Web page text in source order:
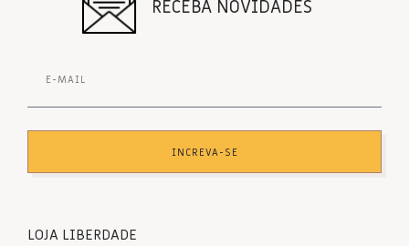
RECEBA NOVIDADES
INCREVA-SE
LOJA LIBERDADE